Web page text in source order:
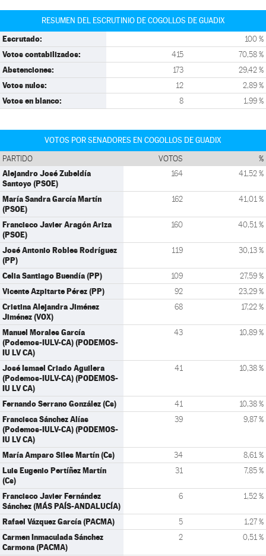
RESUMEN DEL ESCRUTINIO DE COGOLLOS DE GUADIX
Escrutado: 100 %
Votos contabilizados: 415 70,58 %
Abstenciones: 173 29,42 %
Votos nulos: 12 2,89 %
Votos en blanco: 8 1,99 %
VOTOS POR SENADORES EN COGOLLOS DE GUADIX
PARTIDO VOTOS %
Alejandro José Zubeldía
Santoyo (PSOE)
164 41,52 %
María Sandra García Martín
(PSOE)
162 41,01 %
Francisco Javier Aragón Ariza
(PSOE)
160 40,51 %
José Antonio Robles Rodríguez
(PP)
119 30,13 %
Celia Santiago Buendía (PP) 109 27,59 %
Vicente Azpitarte Pérez (PP) 92 23,29 %
Cristina Alejandra Jiménez
Jiménez (VOX)
68 17,22 %
Manuel Morales García
(Podemos-IULV-CA) (PODEMOS-
IU LV CA)
43 10,89 %
José Ismael Criado Aguilera
(Podemos-IULV-CA) (PODEMOS-
IU LV CA)
41 10,38 %
Fernando Serrano González (Cs) 41 10,38 %
Francisca Sánchez Alías
(Podemos-IULV-CA) (PODEMOS-
IU LV CA)
39 9,87 %
María Amparo Siles Martín (Cs) 34 8,61 %
Luis Eugenio Pertíñez Martín
(Cs)
31 7,85 %
Francisco Javier Fernández
Sánchez (MÁS PAÍS-ANDALUCÍA)
6 1,52 %
Rafael Vázquez García (PACMA) 5 1,27 %
Carmen Inmaculada Sánchez
Carmona (PACMA)
2 0,51 %